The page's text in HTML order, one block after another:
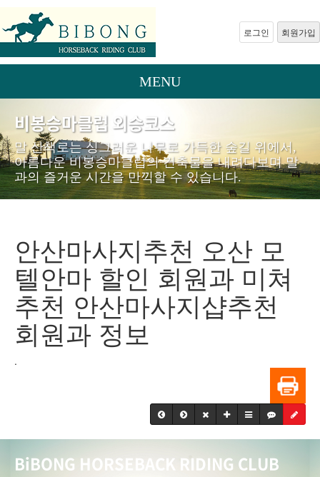
로그인 회원가입
MENU
비봉승마클럽 외승코스
말 산책로는 싱그러운 나무로 가득한 숲길 위에서,
아름다운 비봉승마클럽의 건축물을 내려다보며 말
과의 즐거운 시간을 만끽할 수 있습니다.
안산마사지추천 오산 모
텔안마 할인 회원과 미쳐
추천 안산마사지샵추천
회원과 정보
.
BiBONG HORSEBACK RIDING CLUB